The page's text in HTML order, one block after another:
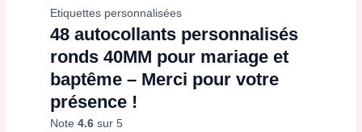
Etiquettes personnalisées
48 autocollants personnalisés
ronds 40MM pour mariage et
baptême – Merci pour votre
présence !
Note4.6 sur 5